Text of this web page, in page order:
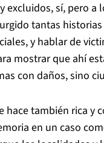
excluidos, sí, pero a
tantas
y hablar de
mostrar que ahí
con daños, sino
hace también rica y
en un caso